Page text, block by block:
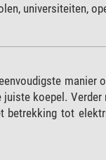
universiteiten,
manier
juiste koepel.
betrekking tot